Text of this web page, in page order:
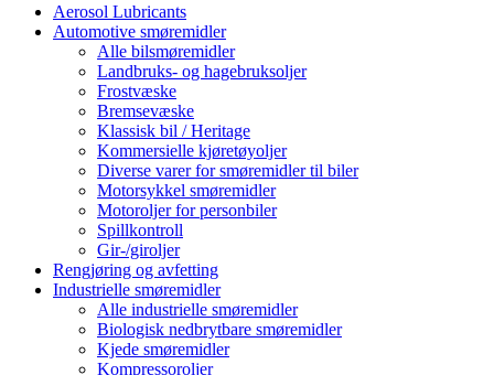
Aerosol Lubricants
Automotive smøremidler
Alle bilsmøremidler
Landbruks- og hagebruksoljer
Frostvæske
Bremsevæske
Klassisk bil / Heritage
Kommersielle kjøretøyoljer
Diverse varer for smøremidler til biler
Motorsykkel smøremidler
Motoroljer for personbiler
Spillkontroll
Gir-/giroljer
Rengjøring og avfetting
Industrielle smøremidler
Alle industrielle smøremidler
Biologisk nedbrytbare smøremidler
Kjede smøremidler
Kompressoroljer